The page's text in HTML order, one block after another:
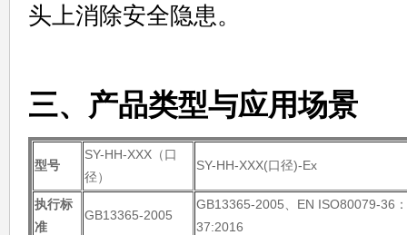
头上消除安全隐患。
三、 产品类型与应用场景
型号
SY-HH-XXX（口
径）
SY-HH-XXX(口径)-Ex
执行标
准
GB13365-2005
GB13365-2005、EN ISO80079-36
37:2016